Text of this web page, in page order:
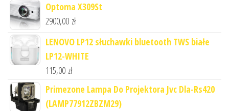
Optoma X309St
2900,00 zł
LENOVO LP12 słuchawki bluetooth TWS białe
LP12-WHITE
115,00 zł
Primezone Lampa Do Projektora Jvc Dla-Rs420
(LAMP77912ZBZM29)